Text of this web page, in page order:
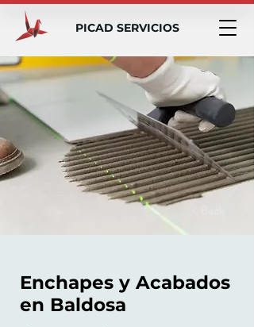
PICAD SERVICIOS
Enchapes y Acabados
en Baldosa